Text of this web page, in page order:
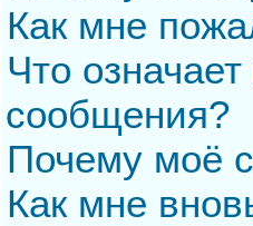
Как мне
Что
сообщения?
Почему моё
Как мне